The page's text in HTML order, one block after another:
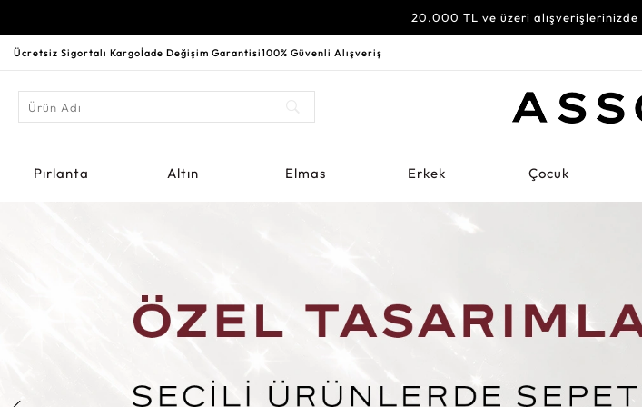
20.000 TL ve üzeri alışverişlerinizde
Ücretsiz Sigortalı Kargoİade Değişim Garantisi100% Güvenli Alışveriş
Pırlanta Altın Elmas Erkek Çocuk